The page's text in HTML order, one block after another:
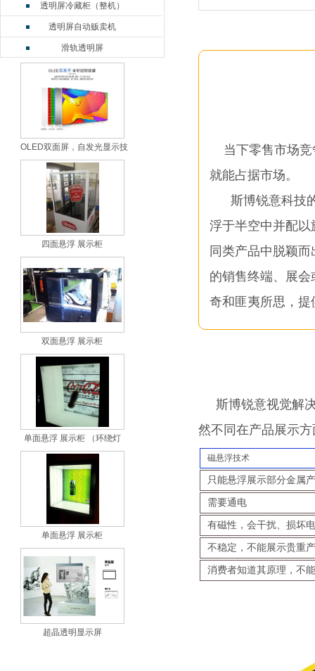
当下零售市场
就能占据市场。
斯博锐意科技的
浮于半空中并配
同类产品中脱颖
的销售终端、展
奇和匪夷所思，
斯博锐意视觉解
然不同在产品展示
磁悬浮技术
只能悬浮展示部分金属
需要通电
有磁性，会干扰、损坏
不稳定，不能展示贵重
消费者知道其原理，不
透明屏冷藏柜（整机）
透明屏自动贩卖机
滑轨透明屏
OLED双面屏
LCD双面屏
电容触摸一体机
透明屏鱼缸
OLED弧形屏
透明屏触摸桌
透明拼接屏2*n
透明拼接屏3*n
透明拼接屏竖拼
悬浮展示柜
OLED双面屏，自发光显示技
四面悬浮 展示柜
双面悬浮 展示柜
单面悬浮 展示柜 （环绕灯
单面悬浮 展示柜
超晶透明显示屏